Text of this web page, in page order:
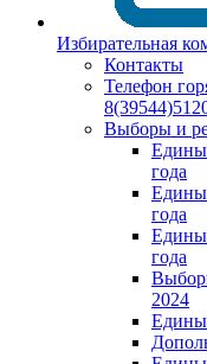
Избирательная
Контакты
Телефон
Выборы и
года
года
года
2024